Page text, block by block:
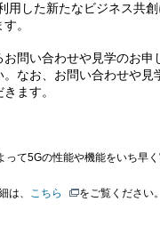
用した新たなビジネス共
。
問い合わせや見学のお申
。なお、お問い合わせや見
ます。
って5Gの性能や機能をいち早
は、 こちら をご覧ください。